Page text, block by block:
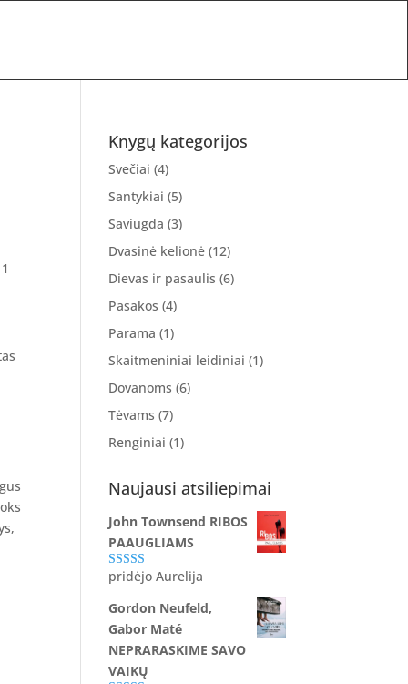
Knygų kategorijos
Svečiai (4)
Santykiai (5)
Saviugda (3)
Dvasinė kelionė (12)
Dievas ir pasaulis (6)
Pasakos (4)
Parama (1)
Skaitmeniniai leidiniai (1)
Dovanoms (6)
Tėvams (7)
Renginiai (1)
Naujausi atsiliepimai
John Townsend RIBOS
PAAUGLIAMS
Įvertinimas:
pridėjo Aurelija
Gordon Neufeld,
Gabor Maté
NEPRARASKIME SAVO
VAIKŲ